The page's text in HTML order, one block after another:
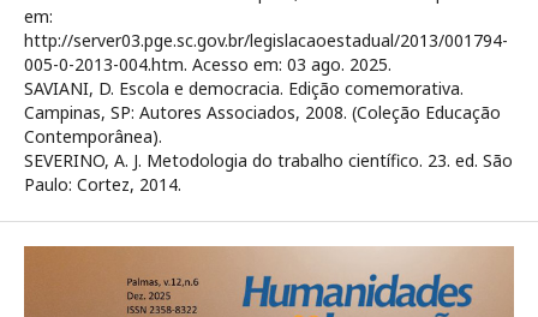
em:
http://server03.pge.sc.gov.br/legislacaoestadual/2013/001794-
005-0-2013-004.htm. Acesso em: 03 ago. 2025.
SAVIANI, D. Escola e democracia. Edição comemorativa.
Campinas, SP: Autores Associados, 2008. (Coleção Educação
Contemporânea).
SEVERINO, A. J. Metodologia do trabalho científico. 23. ed. São
Paulo: Cortez, 2014.